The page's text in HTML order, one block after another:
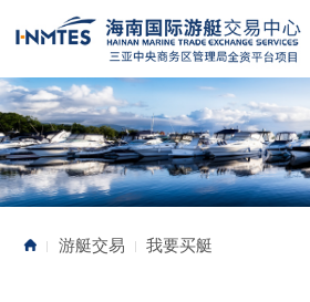
| 游艇交易 | 我要买艇